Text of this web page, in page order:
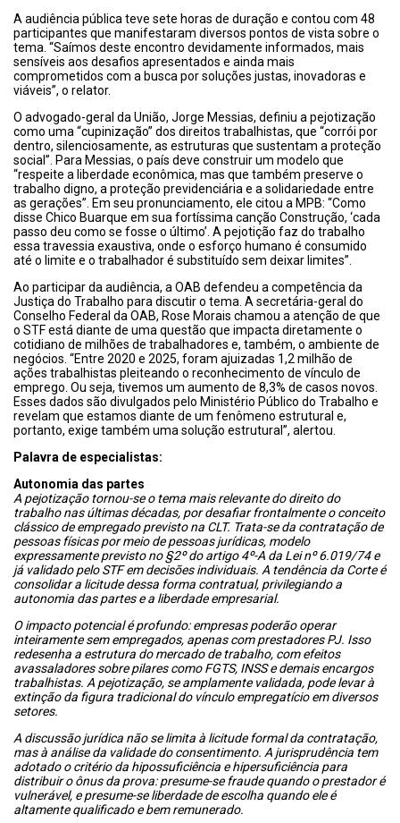
A audiência pública teve sete horas de duração e contou com 48
participantes que manifestaram diversos pontos de vista sobre o
tema. “Saímos deste encontro devidamente informados, mais
sensíveis aos desafios apresentados e ainda mais
comprometidos com a busca por soluções justas, inovadoras e
viáveis”, o relator.
O advogado-geral da União, Jorge Messias, definiu a pejotização
como uma “cupinização” dos direitos trabalhistas, que “corrói por
dentro, silenciosamente, as estruturas que sustentam a proteção
social”. Para Messias, o país deve construir um modelo que
“respeite a liberdade econômica, mas que também preserve o
trabalho digno, a proteção previdenciária e a solidariedade entre
as gerações”. Em seu pronunciamento, ele citou a MPB: “Como
disse Chico Buarque em sua fortíssima canção Construção, ‘cada
passo deu como se fosse o último’. A pejotição faz do trabalho
essa travessia exaustiva, onde o esforço humano é consumido
até o limite e o trabalhador é substituído sem deixar limites”.
Ao participar da audiência, a OAB defendeu a competência da
Justiça do Trabalho para discutir o tema. A secretária-geral do
Conselho Federal da OAB, Rose Morais chamou a atenção de que
o STF está diante de uma questão que impacta diretamente o
cotidiano de milhões de trabalhadores e, também, o ambiente de
negócios. “Entre 2020 e 2025, foram ajuizadas 1,2 milhão de
ações trabalhistas pleiteando o reconhecimento de vínculo de
emprego. Ou seja, tivemos um aumento de 8,3% de casos novos.
Esses dados são divulgados pelo Ministério Público do Trabalho e
revelam que estamos diante de um fenômeno estrutural e,
portanto, exige também uma solução estrutural”, alertou.
Palavra de especialistas:
Autonomia das partes
A pejotização tornou-se o tema mais relevante do direito do
trabalho nas últimas décadas, por desafiar frontalmente o conceito
clássico de empregado previsto na CLT. Trata-se da contratação de
pessoas físicas por meio de pessoas jurídicas, modelo
expressamente previsto no §2º do artigo 4º-A da Lei nº 6.019/74 e
já validado pelo STF em decisões individuais. A tendência da Corte é
consolidar a licitude dessa forma contratual, privilegiando a
autonomia das partes e a liberdade empresarial.
O impacto potencial é profundo: empresas poderão operar
inteiramente sem empregados, apenas com prestadores PJ. Isso
redesenha a estrutura do mercado de trabalho, com efeitos
avassaladores sobre pilares como FGTS, INSS e demais encargos
trabalhistas. A pejotização, se amplamente validada, pode levar à
extinção da figura tradicional do vínculo empregatício em diversos
setores.
A discussão jurídica não se limita à licitude formal da contratação,
mas à análise da validade do consentimento. A jurisprudência tem
adotado o critério da hipossuficiência e hipersuficiência para
distribuir o ônus da prova: presume-se fraude quando o prestador é
vulnerável, e presume-se liberdade de escolha quando ele é
altamente qualificado e bem remunerado.